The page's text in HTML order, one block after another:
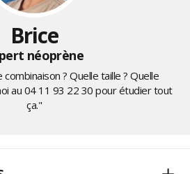
Brice
néoprène
? Quelle taille ? Quelle
au 04 11 93 22 30 pour étudier tout
ça."